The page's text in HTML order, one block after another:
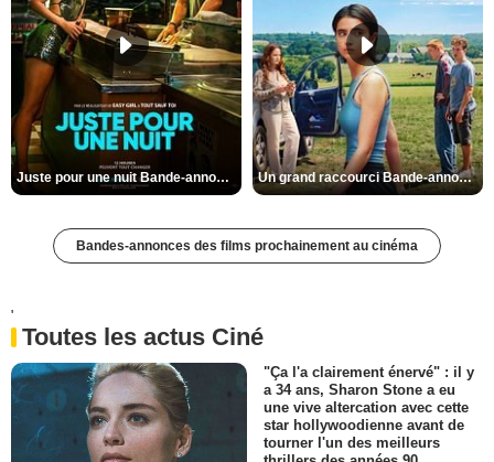
Juste pour une nuit Bande-annonce VO STFR Un grand raccourci Bande-annonce VF
Bandes-annonces des films prochainement au cinéma
'
Toutes les actus Ciné
"Ça l'a clairement énervé" : il y
a 34 ans, Sharon Stone a eu
une vive altercation avec cette
star hollywoodienne avant de
tourner l'un des meilleurs